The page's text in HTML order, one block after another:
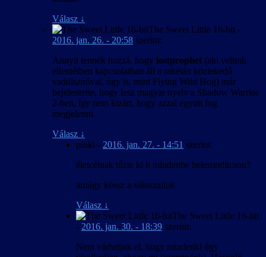
Válasz ↓
The Sweet Little 16-bit -
2016. jan. 26. - 20:58 szerint:
Annyit tennék hozzá, hogy lostprophet (aki velünk
ellentétben kapcsolatban áll a rakétán közlekedő
vaddisznóval, úgy is, mint Flying Wild Hog) már
bejelentette, hogy lesz magyar nyelv a Shadow Warrior
2-ben, így nem kizárt, hogy azzal együtt fog
megjelenni.
Válasz ↓
pinki - 2016. jan. 27. - 14:51 szerint:
életcélnak tűzte ki h mindenbe belerondítcson?
amúgy kössz a válaszaitok
Válasz ↓
The Sweet Little 16-bit
- 2016. jan. 30. - 18:39 szerint:
Nem várhatjuk el, hogy mindenki úgy